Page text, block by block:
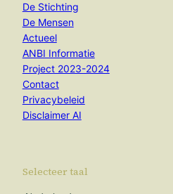
De Stichting
De Mensen
Actueel
ANBI Informatie
Project 2023-2024
Contact
Privacybeleid
Disclaimer AI
Selecteer taal